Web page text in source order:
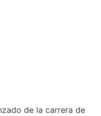
de la carrera de